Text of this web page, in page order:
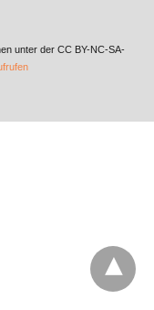
unter der CC BY-NC-SA-